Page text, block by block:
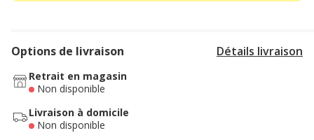
Options de livraison Détails livraison
Retrait en magasin
Non disponible
Livraison à domicile
Non disponible